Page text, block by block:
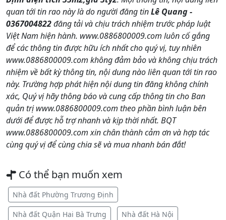
quan tới tin rao này là do người đăng tinLê Quang -
0367004822đăng tải và chịu trách nhiệm trước pháp luật
Việt Nam hiện hành. www.0886800009.com luôn cố gắng
để các thông tin được hữu ích nhất cho quý vị, tuy nhiên
www.0886800009.com không đảm bảo và không chịu trách
nhiệm về bất kỳ thông tin, nội dung nào liên quan tới tin rao
này. Trường hợp phát hiện nội dung tin đăng không chính
xác, Quý vị hãy thông báo và cung cấp thông tin cho Ban
quản trị www.0886800009.com theo phần bình luận bên
dưới để được hỗ trợ nhanh và kịp thời nhất. BQT
www.0886800009.com xin chân thành cảm ơn và hợp tác
cùng quý vị để cùng chia sẽ và mua nhanh bán đắt!
Có thể bạn muốn xem
Nhà đất Phường Trương Định
Nhà đất Quận Hai Bà Trưng Nhà đất Hà Nội